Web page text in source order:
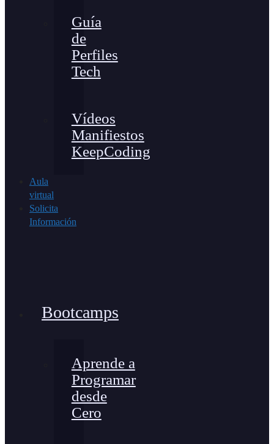
Guía
de
Perfiles
Tech
Vídeos
Manifiestos
KeepCoding
Aula
virtual
Solicita
Información
Bootcamps
Aprende a
Programar
desde
Cero